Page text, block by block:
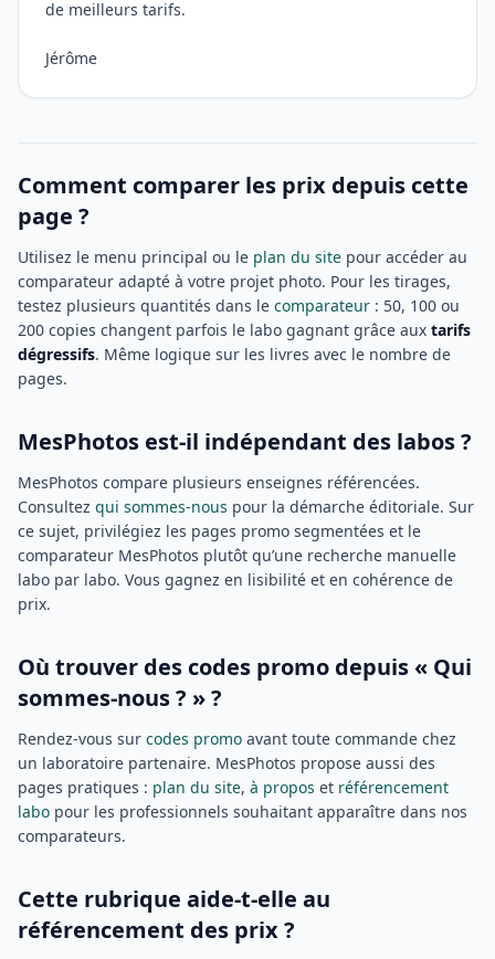
de meilleurs tarifs.
Jérôme
Comment comparer les prix depuis cette
page ?
Utilisez le menu principal ou le plan du site pour accéder au
comparateur adapté à votre projet photo. Pour les tirages,
testez plusieurs quantités dans le comparateur : 50, 100 ou
200 copies changent parfois le labo gagnant grâce aux tarifs
dégressifs. Même logique sur les livres avec le nombre de
pages.
MesPhotos est-il indépendant des labos ?
MesPhotos compare plusieurs enseignes référencées.
Consultez qui sommes-nous pour la démarche éditoriale. Sur
ce sujet, privilégiez les pages promo segmentées et le
comparateur MesPhotos plutôt qu’une recherche manuelle
labo par labo. Vous gagnez en lisibilité et en cohérence de
prix.
Où trouver des codes promo depuis « Qui
sommes-nous ? » ?
Rendez-vous sur codes promo avant toute commande chez
un laboratoire partenaire. MesPhotos propose aussi des
pages pratiques : plan du site, à propos et référencement
labo pour les professionnels souhaitant apparaître dans nos
comparateurs.
Cette rubrique aide-t-elle au
référencement des prix ?